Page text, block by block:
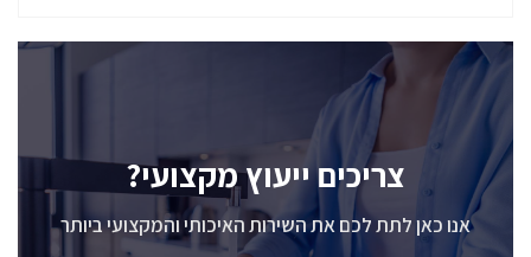
צריכים ייעוץ מקצועי?
אנו כאן לתת לכם את השירות האיכותי והמקצועי ביותר